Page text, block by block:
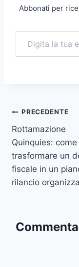
Abbonati per
Digita la tua e-mail...
articoli
PRECEDENTE
Rottamazione
Quinquies: come
trasformare un
fiscale in un
rilancio
Commenta